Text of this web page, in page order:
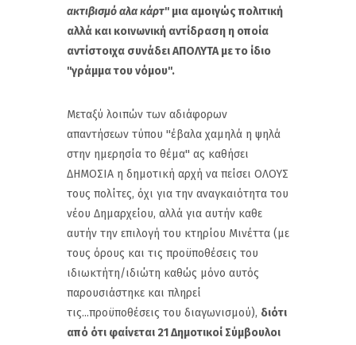
ακτιβισμό αλα κάρτ'' μια αμοιγώς πολιτική
αλλά και κοινωνική αντίδραση η οποία
αντίστοιχα συνάδει ΑΠΟΛΥΤΑ με το ίδιο
''γράμμα του νόμου''.
Μεταξύ λοιπών των αδιάφορων
απαντήσεων τύπου ''έβαλα χαμηλά η ψηλά
στην ημερησία το θέμα'' ας καθήσει
ΔΗΜΟΣΙΑ η δημοτική αρχή να πείσει ΟΛΟΥΣ
τους πολίτες, όχι για την αναγκαιότητα του
νέου Δημαρχείου, αλλά για αυτήν καθε
αυτήν την επιλογή του κτηρίου Μινέττα (με
τους όρους και τις προϋποθέσεις του
ιδιωκτήτη/ιδιώτη καθώς μόνο αυτός
παρουσιάστηκε και πληρεί
τις...προϋποθέσεις του διαγωνισμού), διότι
από ότι φαίνεται 21 Δημοτικοί Σύμβουλοι